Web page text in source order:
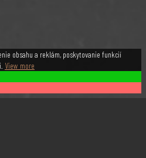
obsahu a reklám, poskytovanie funkcií
View more